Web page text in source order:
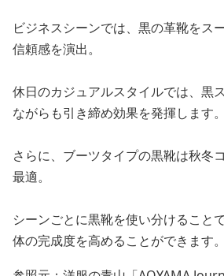
ビジネスシーンでは、黒の革靴をス
信頼感を演出。
休日のカジュアルスタイルでは、黒
ながらも引き締め効果を発揮します。
さらに、ブーツタイプの黒靴は秋冬
最適。
シーンごとに黒靴を使い分けること
体の完成度を高めることができます。